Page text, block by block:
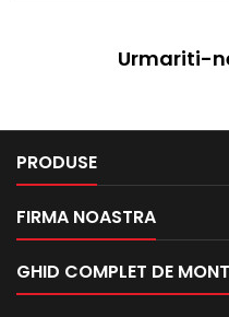
Urmariti-
PRODUSE
FIRMA NOASTRA
GHID COMPLET DE